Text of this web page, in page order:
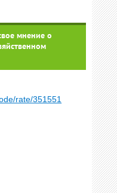
мнение о
rate/351551